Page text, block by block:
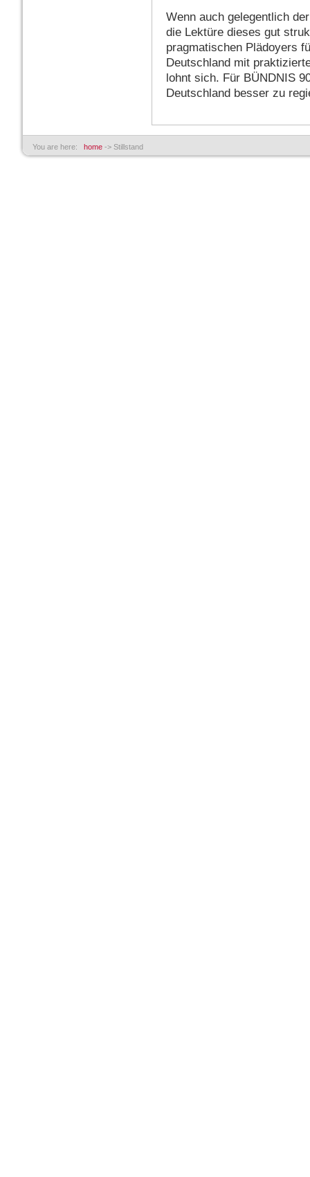
Wenn auch gelegentlich
die Lektüre dieses gut
pragmatischen Plädoyers
Deutschland mit
lohnt sich. Für BÜNDNIS
Deutschland besser zu
You are here: home-> Stillstand